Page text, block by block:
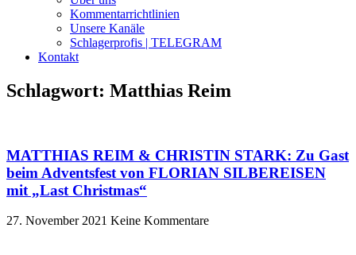
Kommentarrichtlinien
Unsere Kanäle
Schlagerprofis | TELEGRAM
Kontakt
Schlagwort: Matthias Reim
MATTHIAS REIM & CHRISTIN STARK: Zu Gast
beim Adventsfest von FLORIAN SILBEREISEN
mit „Last Christmas“
27. November 2021 Keine Kommentare